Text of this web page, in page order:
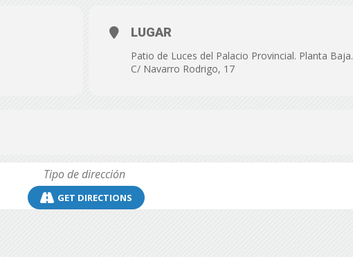
LUGAR
Patio de Luces del Palacio Provincial. Planta Baja.
C/ Navarro Rodrigo, 17
GET DIRECTIONS